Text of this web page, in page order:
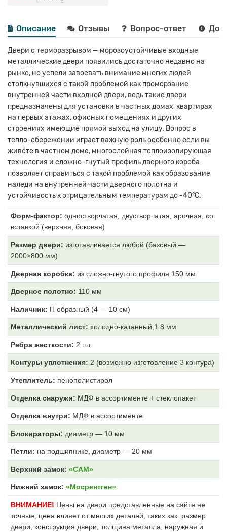
Описание Отзывы Вопрос-ответ
Двери с терморазрывом — морозоустойчивые входные
металлические двери появились достаточно недавно на
рынке, но успели завоевать внимание многих людей
столкнувшихся с такой проблемой как промерзание
внутренней части входной двери, ведь такие двери
предназначены для установки в частных домах, квартирах
на первых этажах, офисных помещениях и других
строениях имеющие прямой выход на улицу. Вопрос в
тепло-сбережении играет важную роль особенно если вы
живёте в частном доме, многослойная теплоизолирующая
технология и сложно-гнутый профиль дверного короба
позволяет справиться с такой проблемой как образование
наледи на внутренней части дверного полотна и
устойчивость к отрицательным температурам до -40°С.
Форм-фактор: одностворчатая, двустворчатая, арочная, со
вставкой (верхняя, боковая)
Размер двери: изготавливается любой (базовый —
2000×800 мм)
Дверная коробка: из сложно-гнутого профиля 150 мм
Дверное полотно: 110 мм
Наличник: П образный (4 — 10 см)
Металлический лист: холодно-катанный,1.8 мм
Ребра жесткости: 2 шт
Контуры уплотнения: 2 (возможно изготовление 3 контура)
Утеплитель: пенополистирол
Отделка снаружи: МДФ в ассортименте + стеклопакет
Отделка внутри: МДФ в ассортименте
Блокираторы: диаметр — 10 мм
Петли: на подшипнике, диаметр — 20 мм
Верхний замок: «САМ»
Нижний замок: «Мосрентген»
ВНИМАНИЕ! Цены на двери представленные на сайте не
точные, цена влияет от многих деталей, таких как :размер
двери, конструкция двери, толщина металла, наружная и